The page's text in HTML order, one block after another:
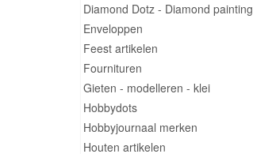
Diamond Dotz - Diamond painting
Enveloppen
Feest artikelen
Fournituren
Gieten - modelleren - klei
Hobbydots
Hobbyjournaal merken
Houten artikelen